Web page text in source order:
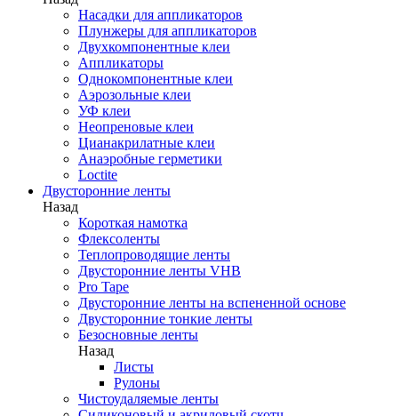
Насадки для аппликаторов
Плунжеры для аппликаторов
Двухкомпонентные клеи
Аппликаторы
Однокомпонентные клеи
Аэрозольные клеи
УФ клеи
Неопреновые клеи
Цианакрилатные клеи
Анаэробные герметики
Loctite
Двусторонние ленты
Назад
Короткая намотка
Флексоленты
Теплопроводящие ленты
Двусторонние ленты VHB
Pro Tape
Двусторонние ленты на вспененной основе
Двусторонние тонкие ленты
Безосновные ленты
Назад
Листы
Рулоны
Чистоудаляемые ленты